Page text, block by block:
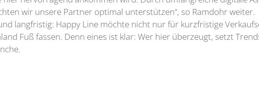
wir unsere Partner optimal unterstützen“, so Ramdohr weiter.
langfristig: Happy Line möchte nicht nur für kurzfristige
Fuß fassen. Denn eines ist klar: Wer hier überzeugt, setzt